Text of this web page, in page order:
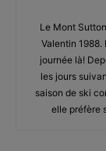
Le Mont
Valentin 1988.
journée là!
les jours
saison de ski
elle préfère